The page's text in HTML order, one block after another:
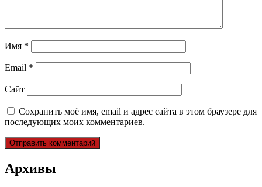
Имя *
Email *
Сайт
Сохранить моё имя, email и адрес сайта в этом браузере для
последующих моих комментариев.
Архивы